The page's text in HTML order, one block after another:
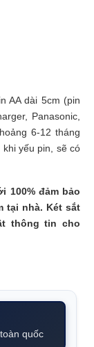
AA dài 5cm (pin
Panasonic,
6-12 tháng
yếu pin, sẽ có
100% đảm bảo
tại nhà. Két sắt
thông tin cho
quốc